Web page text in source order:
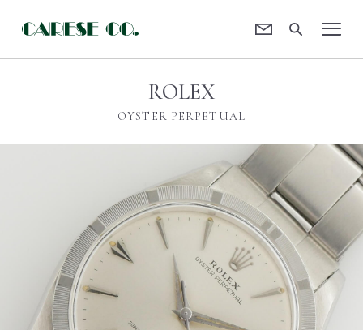
ROLEX
OYSTER PERPETUAL